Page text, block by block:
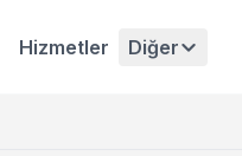
Hizmetler Diğer